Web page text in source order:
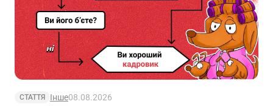
СТАТТЯ Інше08.08.2026